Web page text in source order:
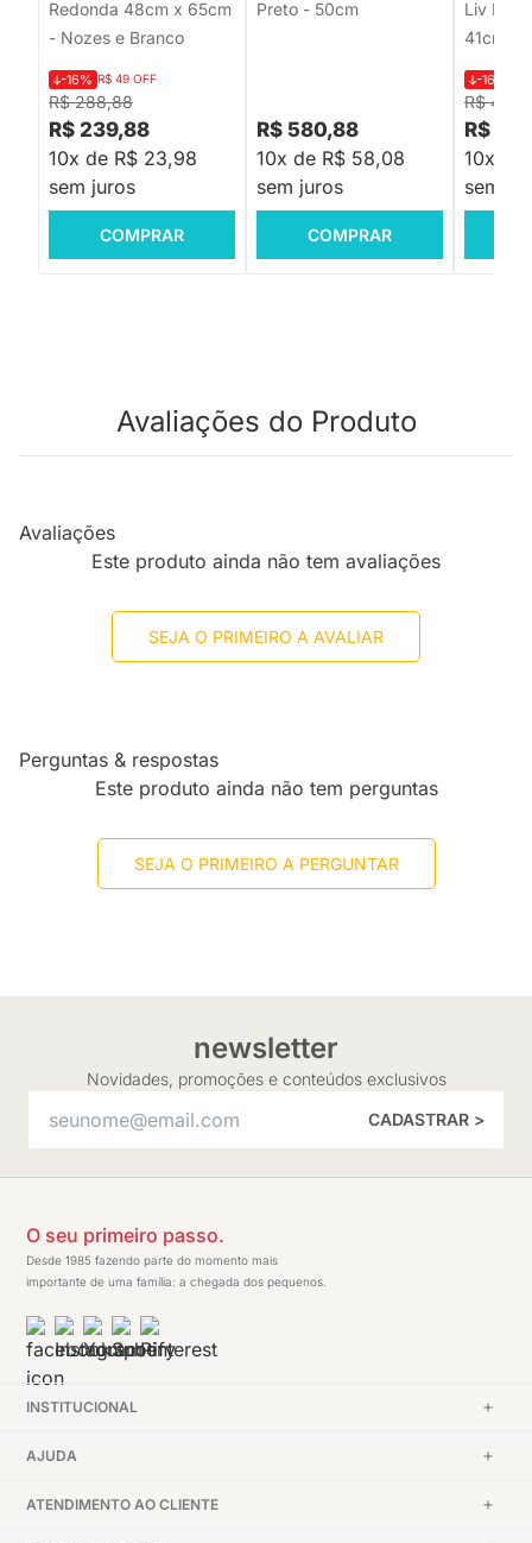
Redonda 48cm x 65cm
- Nozes e Branco
R$ 288,88
-16% R$ 49 OFF
R$ 239,88
10x de R$ 23,98
sem juros
COMPRAR
Preto - 50cm
R$ 580,88
10x de R$ 58,08
sem juros
COMPRAR
Liv
R$
-16%
R$
10x de
sem
Avaliações do Produto
Avaliações
Este produto ainda não tem avaliações
SEJA O PRIMEIRO A AVALIAR
Perguntas & respostas
Este produto ainda não tem perguntas
SEJA O PRIMEIRO A PERGUNTAR
newsletter
Novidades, promoções e conteúdos exclusivos
CADASTRAR >
O seu primeiro passo.
Desde 1985 fazendo parte do momento mais
importante de uma família: a chegada dos pequenos.
INSTITUCIONAL
AJUDA
ATENDIMENTO AO CLIENTE